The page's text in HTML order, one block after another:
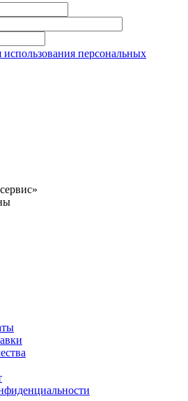
использования персональных